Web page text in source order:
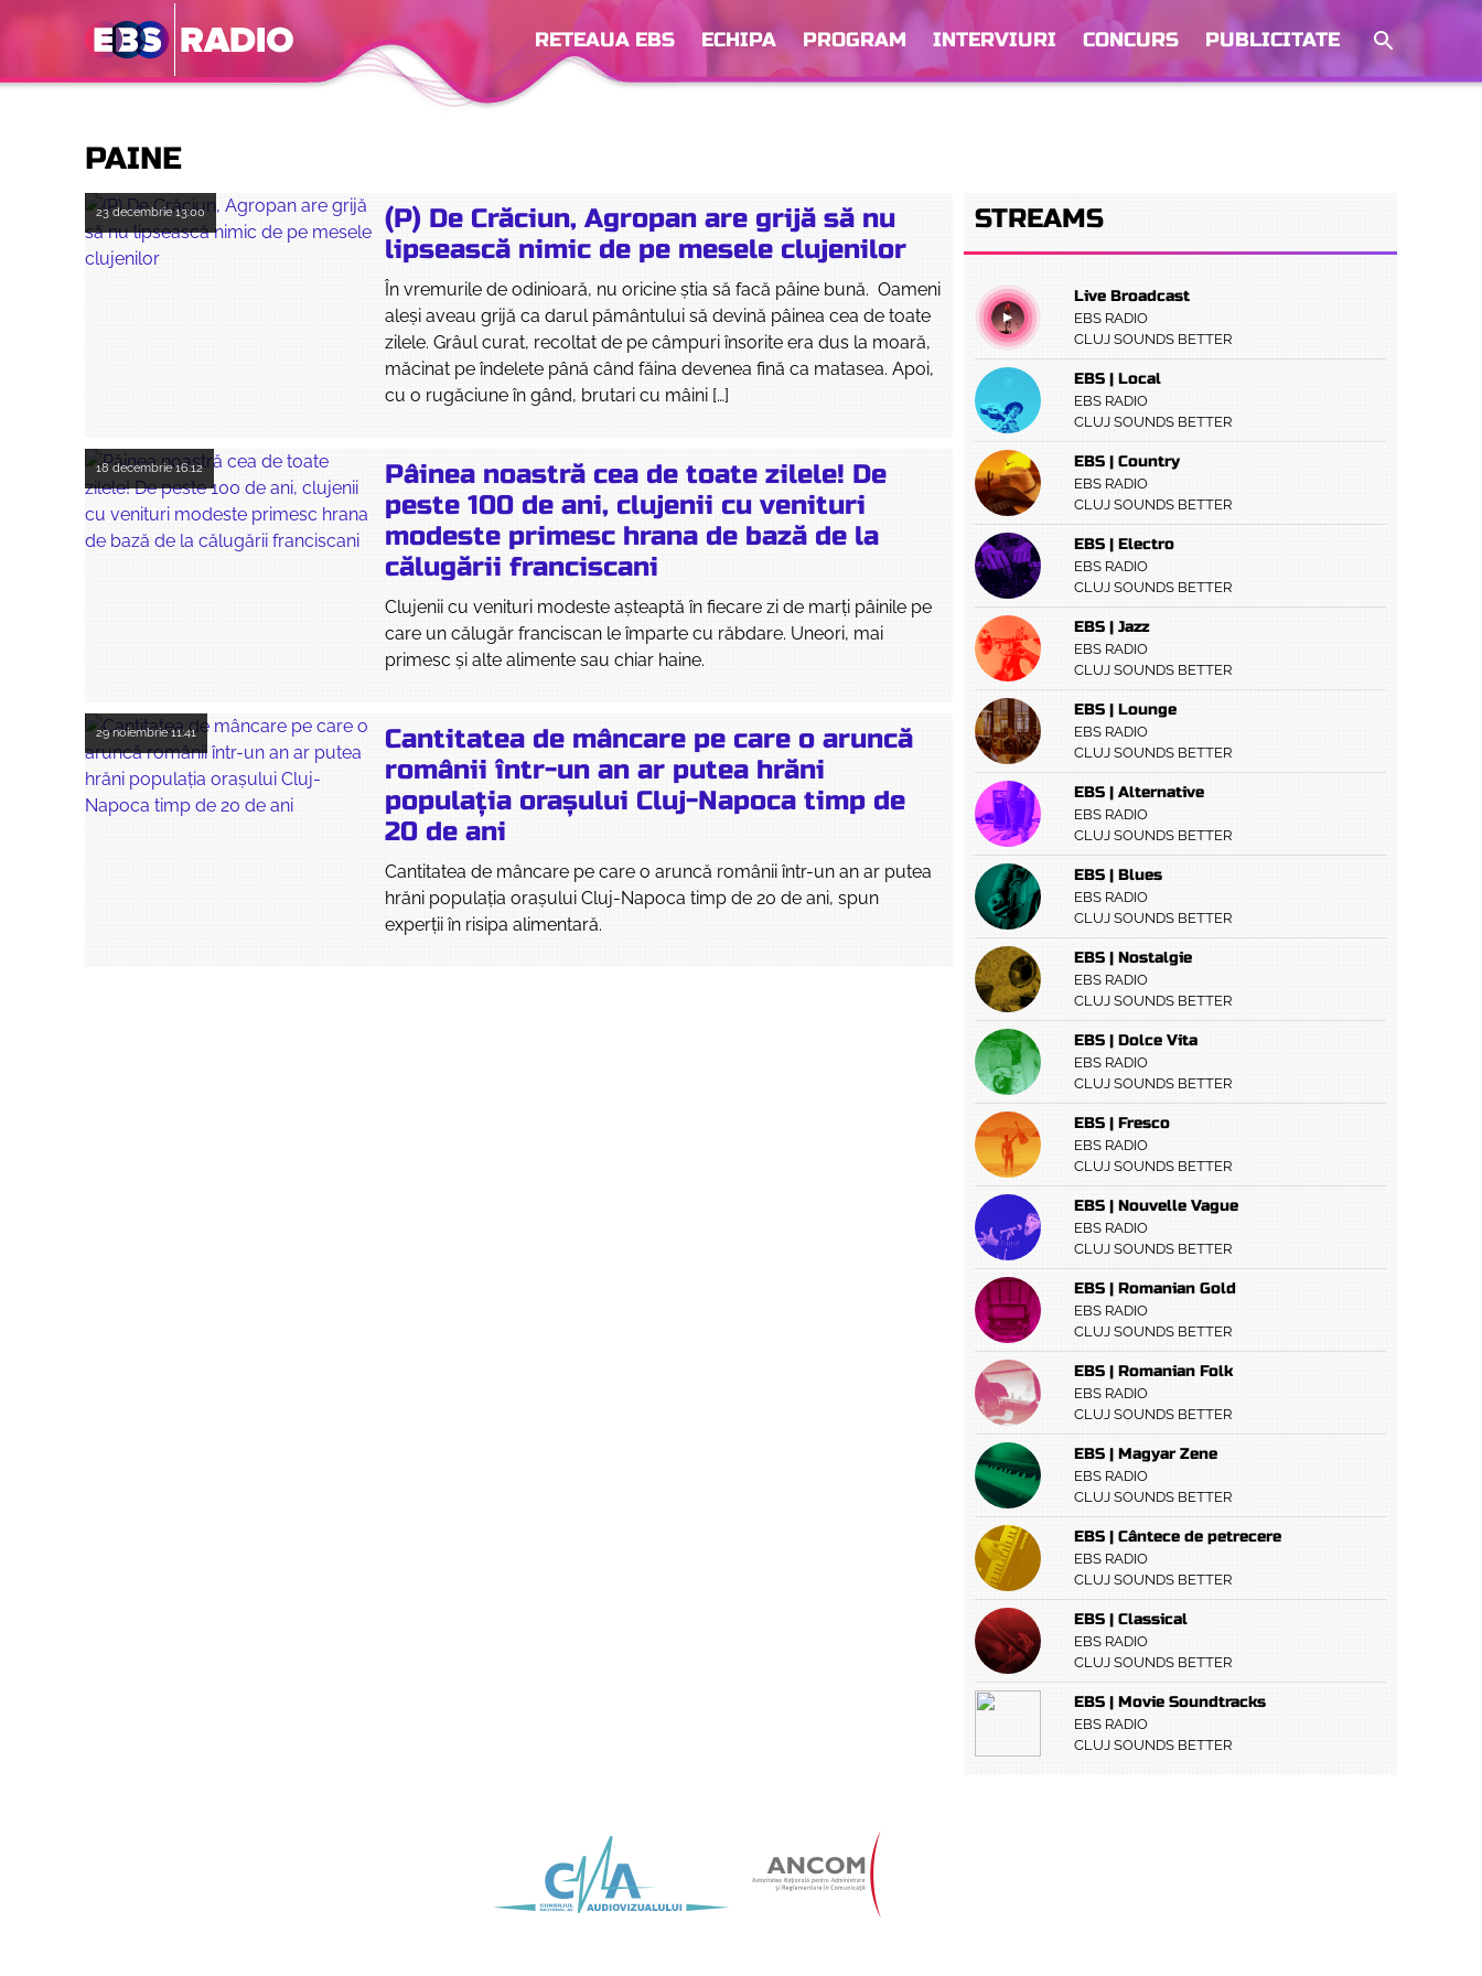
RETEAUA EBS ECHIPA PROGRAM INTERVIURI CONCURS PUBLICITATE
PAINE
23 decembrie13:00
(P) De Crăciun, Agropan are grijă să nu
lipsească nimic de pe mesele clujenilor
În vremurile de odinioară, nu oricine știa să facă pâine bună. Oameni
aleși aveau grijă ca darul pământului să devină pâinea cea de toate
zilele. Grâul curat, recoltat de pe câmpuri însorite era dus la moară,
măcinat pe îndelete până când făina devenea fină ca matasea. Apoi,
cu o rugăciune în gând, brutari cu mâini […]
18 decembrie16:12
Pâinea noastră cea de toate zilele! De
peste 100 de ani, clujenii cu venituri
modeste primesc hrana de bază de la
călugării franciscani
Clujenii cu venituri modeste așteaptă în fiecare zi de marți pâinile pe
care un călugăr franciscan le împarte cu răbdare. Uneori, mai
primesc și alte alimente sau chiar haine.
29 noiembrie11:41
Cantitatea de mâncare pe care o aruncă
românii într-un an ar putea hrăni
populația orașului Cluj-Napoca timp de
20 de ani
Cantitatea de mâncare pe care o aruncă românii într-un an ar putea
hrăni populația orașului Cluj-Napoca timp de 20 de ani, spun
experții în risipa alimentară.
STREAMS
Live Broadcast
EBS RADIO
CLUJ SOUNDS BETTER
EBS | Local
EBS RADIO
CLUJ SOUNDS BETTER
EBS | Country
EBS RADIO
CLUJ SOUNDS BETTER
EBS | Electro
EBS RADIO
CLUJ SOUNDS BETTER
EBS | Jazz
EBS RADIO
CLUJ SOUNDS BETTER
EBS | Lounge
EBS RADIO
CLUJ SOUNDS BETTER
EBS | Alternative
EBS RADIO
CLUJ SOUNDS BETTER
EBS | Blues
EBS RADIO
CLUJ SOUNDS BETTER
EBS | Nostalgie
EBS RADIO
CLUJ SOUNDS BETTER
EBS | Dolce Vita
EBS RADIO
CLUJ SOUNDS BETTER
EBS | Fresco
EBS RADIO
CLUJ SOUNDS BETTER
EBS | Nouvelle Vague
EBS RADIO
CLUJ SOUNDS BETTER
EBS | Romanian Gold
EBS RADIO
CLUJ SOUNDS BETTER
EBS | Romanian Folk
EBS RADIO
CLUJ SOUNDS BETTER
EBS | Magyar Zene
EBS RADIO
CLUJ SOUNDS BETTER
EBS | Cântece de petrecere
EBS RADIO
CLUJ SOUNDS BETTER
EBS | Classical
EBS RADIO
CLUJ SOUNDS BETTER
EBS | Movie Soundtracks
EBS RADIO
CLUJ SOUNDS BETTER